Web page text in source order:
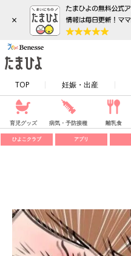
×
TOP 妊娠・出産
育児グッズ 病気・予防接種 離乳食
ひよこクラブ アプリ